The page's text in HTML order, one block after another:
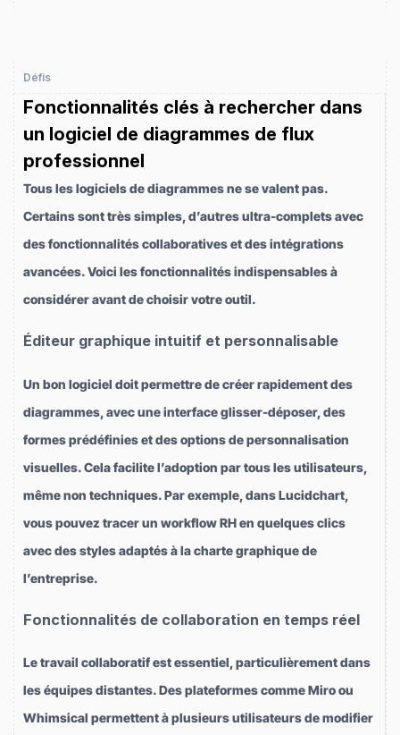
Défis
Fonctionnalités clés à rechercher dans
un logiciel de diagrammes de flux
professionnel
Tous les logiciels de diagrammes ne se valent pas.
Certains sont très simples, d’autres ultra-complets avec
des fonctionnalités collaboratives et des intégrations
avancées. Voici les fonctionnalités indispensables à
considérer avant de choisir votre outil.
Éditeur graphique intuitif et personnalisable
Un bon logiciel doit permettre de créer rapidement des
diagrammes, avec une interface glisser-déposer, des
formes prédéfinies et des options de personnalisation
visuelles. Cela facilite l’adoption par tous les utilisateurs,
même non techniques. Par exemple, dans Lucidchart,
vous pouvez tracer un workflow RH en quelques clics
avec des styles adaptés à la charte graphique de
l’entreprise.
Fonctionnalités de collaboration en temps réel
Le travail collaboratif est essentiel, particulièrement dans
les équipes distantes. Des plateformes comme Miro ou
Whimsical permettent à plusieurs utilisateurs de modifier